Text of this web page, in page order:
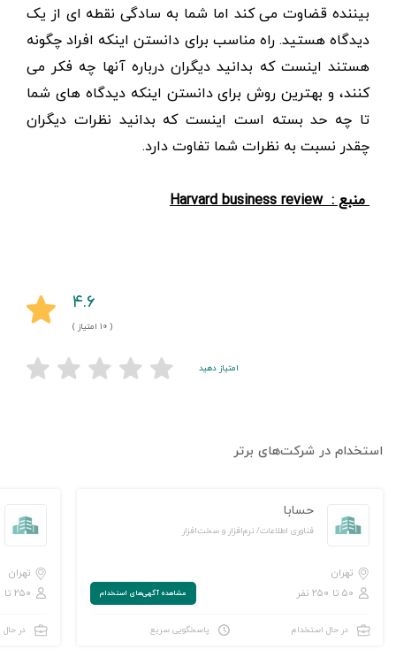
بیننده قضاوت می کند اما شما به سادگی نقطه ای از یک
دیدگاه هستید. راه مناسب برای دانستن اینکه افراد چگونه
هستند اینست که بدانید دیگران درباره آنها چه فکر می
کنند، و بهترین روش برای دانستن اینکه دیدگاه های شما
تا چه حد بسته است اینست که بدانید نظرات دیگران
چقدر نسبت به نظرات شما تفاوت دارد.
منبع :Harvard business review
۴.۶
( ۱۰ امتیاز )
امتیاز دهید
استخدام در شرکت‌های برتر
حسابا
فناوری اطلاعات/ نرم‌افزار و سخت‌افزار
تهران
۵۰ تا ۲۵۰ نفر
مشاهده‌ آگهی‌های استخدام
در حال استخدام پاسخگویی سریع
تهران
۲۵۰ تا ۱,۰۰۰ نفر
در